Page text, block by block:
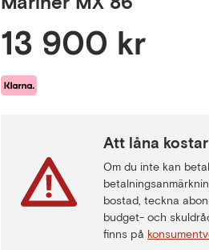
13 900 kr
Att låna
Om du inte kan
bostad, teckna
budget- och
finns på